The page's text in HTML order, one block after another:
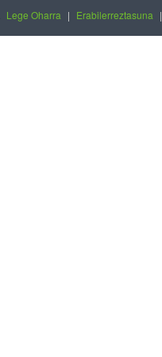
Lege Oharra | Erabilerreztasuna |